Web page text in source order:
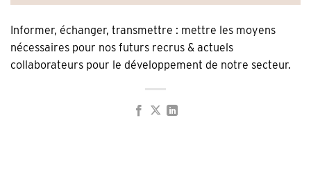
Informer, échanger, transmettre : mettre les moyens
nécessaires pour nos futurs recrus & actuels
collaborateurs pour le développement de notre secteur.